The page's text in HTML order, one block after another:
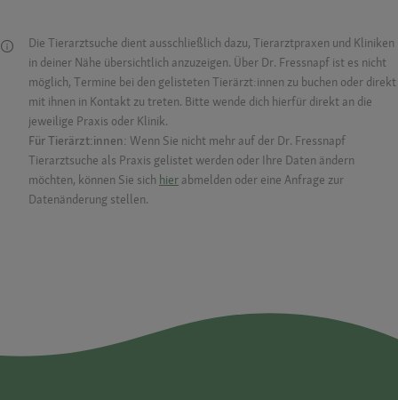
Die Tierarztsuche dient ausschließlich dazu, Tierarztpraxen und Kliniken
in deiner Nähe übersichtlich anzuzeigen. Über Dr. Fressnapf ist es nicht
möglich, Termine bei den gelisteten Tierärzt:innen zu buchen oder direkt
mit ihnen in Kontakt zu treten. Bitte wende dich hierfür direkt an die
jeweilige Praxis oder Klinik.
Für Tierärzt:innen: Wenn Sie nicht mehr auf der Dr. Fressnapf
Tierarztsuche als Praxis gelistet werden oder Ihre Daten ändern
möchten, können Sie sich hier abmelden oder eine Anfrage zur
Datenänderung stellen.